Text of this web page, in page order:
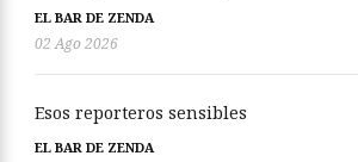
EL BAR DE ZENDA
02 Ago 2026
Esos reporteros sensibles
EL BAR DE ZENDA